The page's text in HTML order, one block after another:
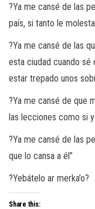
?Ya me cansé de las
país, si tanto le
?Ya me cansé de las
esta ciudad cuando sé
estar trepado unos
?Ya me cansé de que
las lecciones como si
?Ya me cansé de las
que lo cansa a él”
?Yebátelo ar merka’o?
Share this: